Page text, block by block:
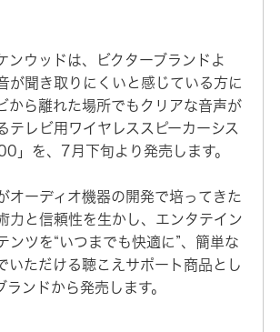
ンウッドは、ビクターブランドよ
が聞き取りにくいと感じている方に
から離れた場所でもクリアな音声が
テレビ用ワイヤレススピーカーシス
」を、7月下旬より発売します。
オーディオ機器の開発で培ってきた
力と信頼性を生かし、エンタテイン
ンツを“いつまでも快適に”、簡単な
いただける聴こえサポート商品とし
ランドから発売します。